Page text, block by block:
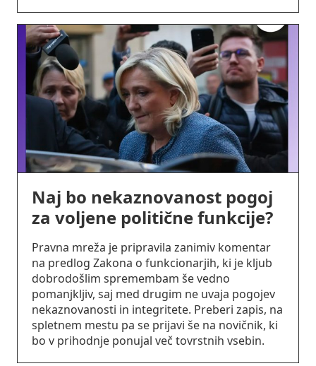
Naj bo nekaznovanost pogoj
za voljene politične funkcije?
Pravna mreža je pripravila zanimiv komentar
na predlog Zakona o funkcionarjih, ki je kljub
dobrodošlim spremembam še vedno
pomanjkljiv, saj med drugim ne uvaja pogojev
nekaznovanosti in integritete. Preberi zapis, na
spletnem mestu pa se prijavi še na novičnik, ki
bo v prihodnje ponujal več tovrstnih vsebin.